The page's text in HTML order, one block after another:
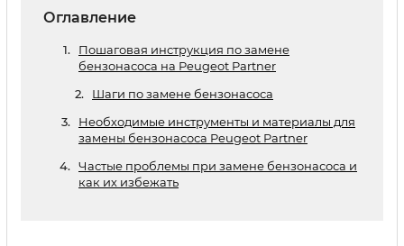
Оглавление
Пошаговая инструкция по замене
бензонасоса на Peugeot Partner
Шаги по замене бензонасоса
Необходимые инструменты и материалы для
замены бензонасоса Peugeot Partner
Частые проблемы при замене бензонасоса и
как их избежать